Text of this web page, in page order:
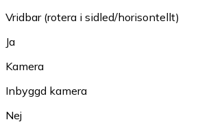
Vridbar (rotera i sidled/horisontellt)
Ja
Kamera
Inbyggd kamera
Nej